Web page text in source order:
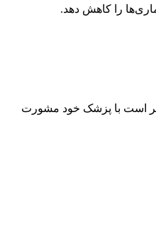
را کاهش دهد.
بهتر است با پزشک خود مشورت